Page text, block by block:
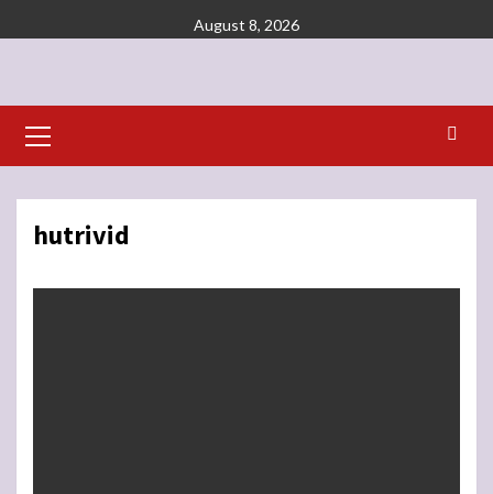
to
August 8, 2026
Menu
hutrivid